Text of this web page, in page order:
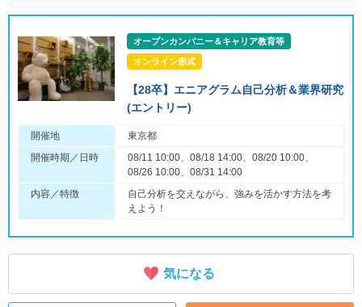
オープンカンパニー＆キャリア教育等
オンライン形式
【28卒】エニアグラム自己分析＆業界研究
(エントリー)
開催地
東京都
開催時期／日時
08/11 10:00、08/18 14:00、08/20 10:00、
08/26 10:00、08/31 14:00
内容／特徴
自己分析を交えながら、強みを活かす方法を考
えよう！
気になる